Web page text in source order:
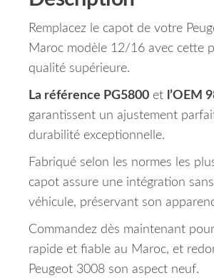
Remplacez le capot de votre
Maroc modèle 12/16 avec cette
qualité supérieure.
La référence PG5800 et l’OEM
garantissent un ajustement
durabilité exceptionnelle.
Fabriqué selon les normes les
capot assure une intégration
véhicule, préservant son
Commandez dès maintenant
rapide et fiable au Maroc, et
Peugeot 3008 son aspect neuf.